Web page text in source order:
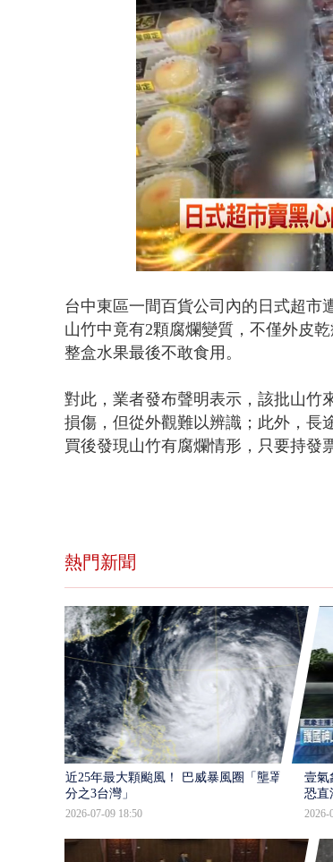
Unmute
台中東區一間百貨公司內的日式超市
山竹中竟有2顆腐爛變質，不僅外皮
整盒水果最後不敢食用。
對此，業者發布聲明表示，該批山竹
損傷，但從外觀難以辨識；此外，長
買後發現山竹有腐爛情形，只要持發
熱門新聞
近25年最大顆颱風！ 巴威暴風圈「壟罩4
分之3台灣」
2026-07-09 18:50
壹氣
恐直
2026-